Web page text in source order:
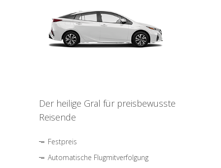
Der heilige Gral für preisbewusste
Reisende
Festpreis
Automatische Flugmitverfolgung